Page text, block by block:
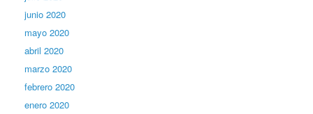
junio 2020
mayo 2020
abril 2020
marzo 2020
febrero 2020
enero 2020